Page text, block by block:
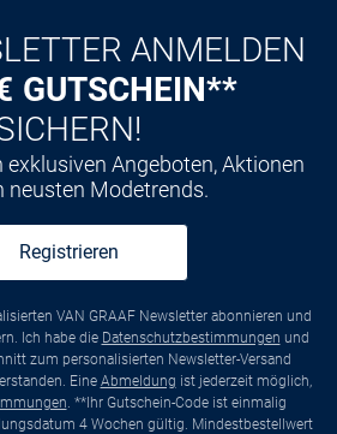
ANMELDEN
GUTSCHEIN**
exklusiven Angeboten, Aktionen
neusten Modetrends.
Registrieren
VAN GRAAF Newsletter abonnieren und
Ich habe die Datenschutzbestimmungen und
zum personalisierten Newsletter-Versand
Eine Abmeldung ist jederzeit möglich,
. **Ihr Gutschein-Code ist einmalig
4 Wochen gültig. Mindestbestellwert